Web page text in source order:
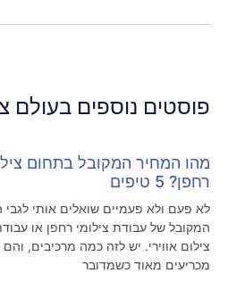
פוסטים נוספים בעולם
מהו המחיר המקובל בתחום
רחפן? 5 טיפים
לא פעם ולא פעמיים שואלים אותי לגבי
המקובל של עבודת צילומי רחפן או
צילום אווירי. יש לזה כמה מרכיבים, והם
מכריעים מאוד כשמדובר